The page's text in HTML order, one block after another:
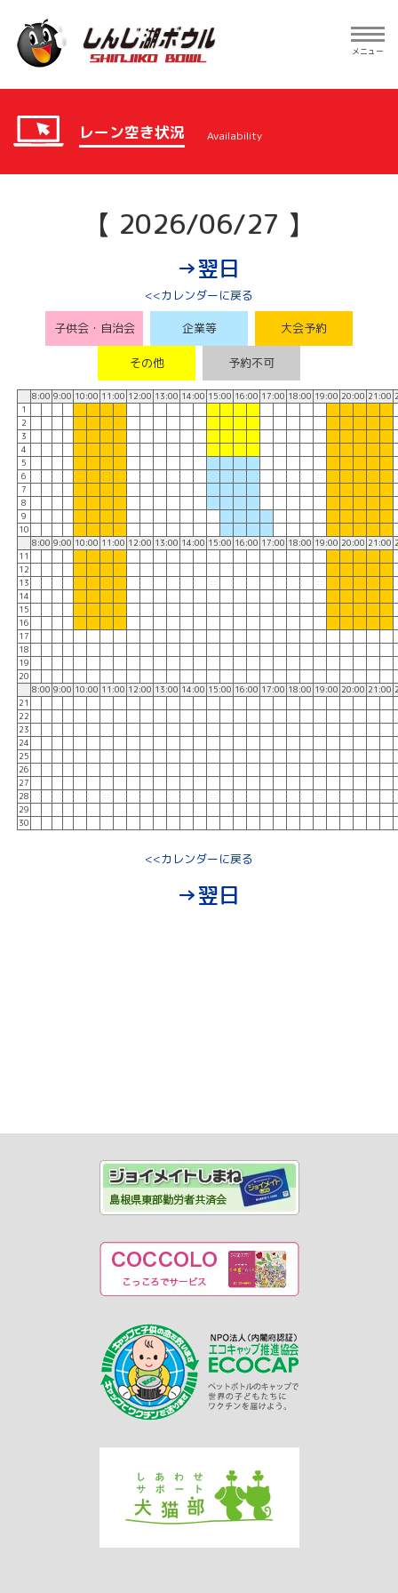
Toggle
メニュー
レーン空き状況 Availability
【 2026/06/27 】
→翌日
<<カレンダーに戻る
子供会・自治会 企業等 大会予約
その他 予約不可
8:00 9:00 10:00 11:00 12:00 13:00 14:00 15:00 16:00 17:00 18:00 19:00 20:00 21:00
1
2
3
4
5
6
7
8
9
10
8:00 9:00 10:00 11:00 12:00 13:00 14:00 15:00 16:00 17:00 18:00 19:00 20:00 21:00
11
12
13
14
15
16
17
18
19
20
8:00 9:00 10:00 11:00 12:00 13:00 14:00 15:00 16:00 17:00 18:00 19:00 20:00 21:00
21
22
23
24
25
26
27
28
29
30
<<カレンダーに戻る
→翌日